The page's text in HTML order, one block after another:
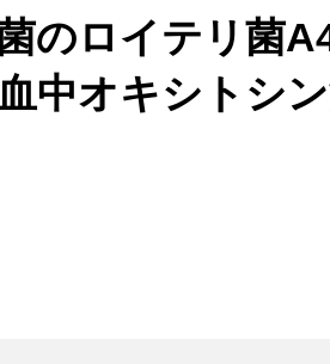
のロイテリ菌
中オキシトシ